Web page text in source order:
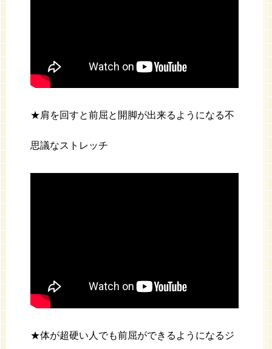
★肩を回すと前屈と開脚が出来るようになる不
思議なストレッチ
★体が超硬い人でも前屈ができるようになるジ